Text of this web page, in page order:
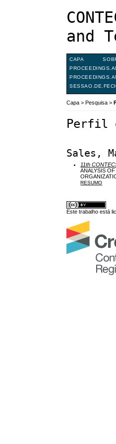
and
CAPA
Capa >Pesquisa >
Perfil
Sales,
11th
ANALYSIS
RESUMO
Este trabalho está